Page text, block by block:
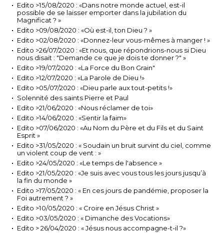
Edito >15/08/2020 : «Dans notre monde actuel, est-il
possible de se laisser emporter dans la jubilation du
Magnificat ? »
Edito >09/08/2020 : «Où est-il, ton Dieu ? »
Edito >02/08/2020 : «Donnez-leur vous-mêmes à manger ! »
Edito >26/07/2020 : «Et nous, que répondrions-nous si Dieu
nous disait : "Demande ce que je dois te donner ?" »
Edito >19/07/2020 : «La Force du Bon Grain"
Edito >12/07/2020 : «La Parole de Dieu !»
Edito >05/07/2020 : «Dieu parle aux tout-petits !»
Solennité des saints Pierre et Paul
Edito >21/06/2020 : «Nous réclamer de toi»
Edito >14/06/2020 : «Sentir la faim»
Edito >07/06/2020 : «Au Nom du Père et du Fils et du Saint
Esprit »
Edito >31/05/2020 : « Soudain un bruit survint du ciel, comme
un violent coup de vent : »
Edito >24/05/2020 : «Le temps de l'absence »
Edito >21/05/2020 : «Je suis avec vous tous les jours jusqu’à
la fin du monde »
Edito >17/05/2020 : « En ces jours de pandémie, proposer la
Foi autrement ? »
Edito >10/05/2020 : « Croire en Jésus Christ »
Edito >03/05/2020 : « Dimanche des Vocations»
Edito > 26/04/2020 : « Jésus nous accompagne-t-il ?»